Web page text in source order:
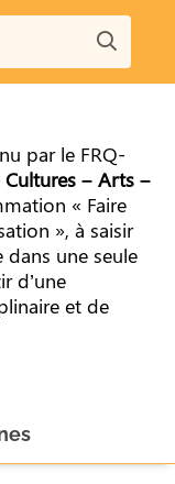
par le FRQ-
Cultures – Arts –
« Faire
», à saisir
dans une seule
d’une
et de